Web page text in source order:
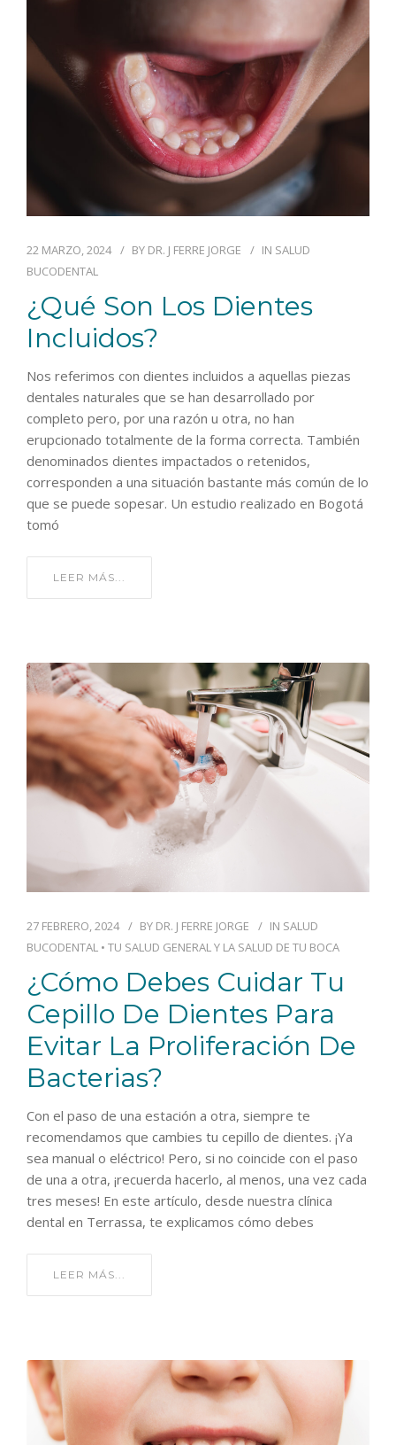
22 MARZO, 2024 BY DR. J FERRE JORGE IN SALUD
BUCODENTAL
¿Qué Son Los Dientes
Incluidos?
Nos referimos con dientes incluidos a aquellas piezas
dentales naturales que se han desarrollado por
completo pero, por una razón u otra, no han
erupcionado totalmente de la forma correcta. También
denominados dientes impactados o retenidos,
corresponden a una situación bastante más común de lo
que se puede sopesar. Un estudio realizado en Bogotá
tomó
LEER MÁS...
27 FEBRERO, 2024 BY DR. J FERRE JORGE IN SALUD
BUCODENTAL • TU SALUD GENERAL Y LA SALUD DE TU BOCA
¿Cómo Debes Cuidar Tu
Cepillo De Dientes Para
Evitar La Proliferación De
Bacterias?
Con el paso de una estación a otra, siempre te
recomendamos que cambies tu cepillo de dientes. ¡Ya
sea manual o eléctrico! Pero, si no coincide con el paso
de una a otra, ¡recuerda hacerlo, al menos, una vez cada
tres meses! En este artículo, desde nuestra clínica
dental en Terrassa, te explicamos cómo debes
LEER MÁS...